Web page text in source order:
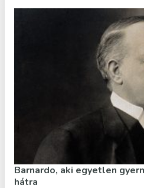
Barnardo, aki egyetlen
hátra